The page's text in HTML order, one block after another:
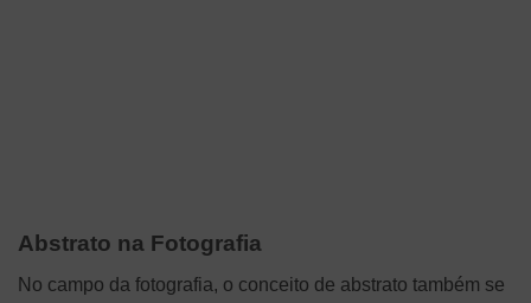
Abstrato na Fotografia
No campo da fotografia, o conceito de abstrato também se